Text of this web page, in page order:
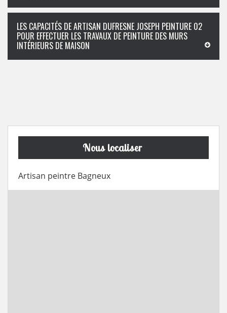
LES CAPACITÉS DE ARTISAN DUFRESNE JOSEPH PEINTURE 02
POUR EFFECTUER LES TRAVAUX DE PEINTURE DES MURS
INTÉRIEURS DE MAISON
Nous localiser
Artisan peintre Bagneux